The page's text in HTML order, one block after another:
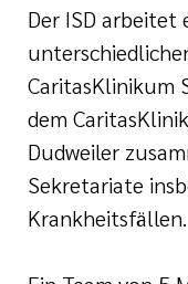
Aufenthalts
(CKS)
digital -
Der ISD
CaritasKlinikum
dem
Dudweiler
Sekretariate
Krankheitsfällen.